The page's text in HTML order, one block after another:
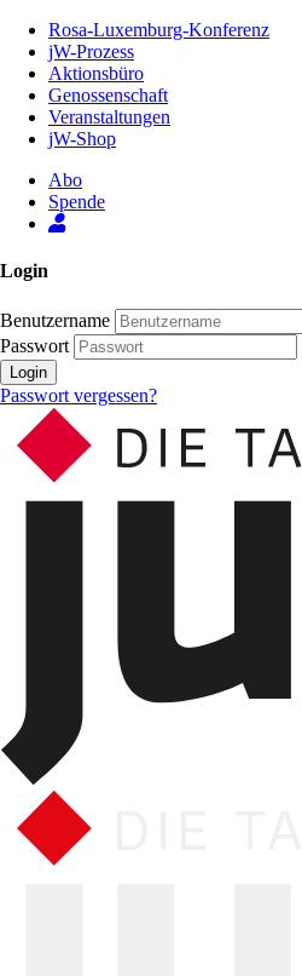
Inhalt
Seite
Rosa-Luxemburg-Konferenz
jW-Prozess
Aktionsbüro
Genossenschaft
Veranstaltungen
jW-Shop
Abo
Spende
Login
Benutzername
Passwort
Login
Passwort vergessen?